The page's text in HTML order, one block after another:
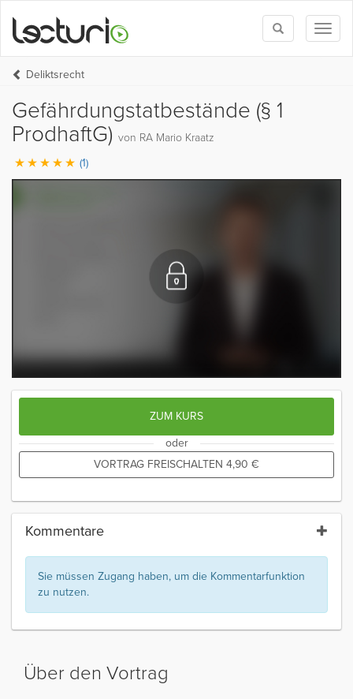
Toggle
search
Deliktsrecht
Gefährdungstatbestände (§ 1
ProdhaftG) von RA Mario Kraatz
(1)
ZUM KURS
oder
VORTRAG FREISCHALTEN 4,90 €
Kommentare
Sie müssen Zugang haben, um die Kommentarfunktion
zu nutzen.
Über den Vortrag